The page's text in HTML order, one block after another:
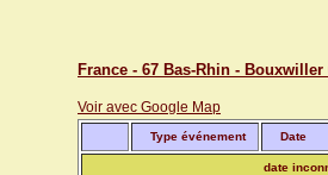
France - 67 Bas-Rhin - Bouxwiller
Voir avec Google Map
Type événement Date
date